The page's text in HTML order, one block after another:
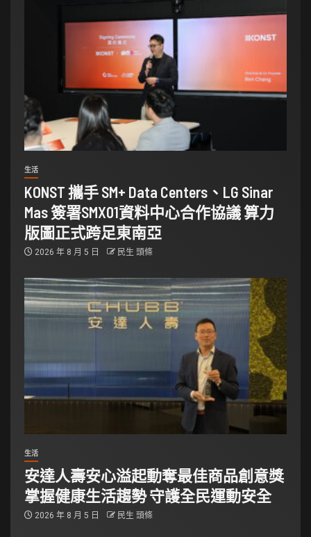
生活
KONST 攜手 SM+ Data Centers、LG Sinar
Mas 簽署SMX01資料中心合作協議 算力
版圖正式跨足東南亞
2026 年 8 月 5 日 民生 頭條
生活
安達人壽安心溢起動奪最佳商品創意獎
掌握健康生活趨勢 守護全民運動安全
2026 年 8 月 5 日 民生 頭條